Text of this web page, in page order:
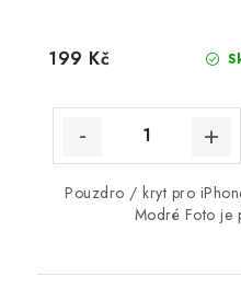
199 Kč
Pouzdro / kryt pro
Modré Foto je